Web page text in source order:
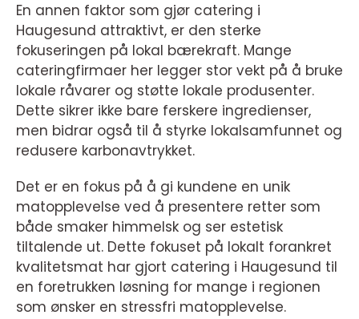
En annen faktor som gjør catering i
Haugesund attraktivt, er den sterke
fokuseringen på lokal bærekraft. Mange
cateringfirmaer her legger stor vekt på å bruke
lokale råvarer og støtte lokale produsenter.
Dette sikrer ikke bare ferskere ingredienser,
men bidrar også til å styrke lokalsamfunnet og
redusere karbonavtrykket.
Det er en fokus på å gi kundene en unik
matopplevelse ved å presentere retter som
både smaker himmelsk og ser estetisk
tiltalende ut. Dette fokuset på lokalt forankret
kvalitetsmat har gjort catering i Haugesund til
en foretrukken løsning for mange i regionen
som ønsker en stressfri matopplevelse.